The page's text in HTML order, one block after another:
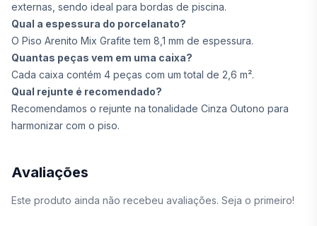
externas, sendo ideal para bordas de piscina.
Qual a espessura do porcelanato?
O Piso Arenito Mix Grafite tem 8,1 mm de espessura.
Quantas peças vem em uma caixa?
Cada caixa contém 4 peças com um total de 2,6 m².
Qual rejunte é recomendado?
Recomendamos o rejunte na tonalidade Cinza Outono para
harmonizar com o piso.
Avaliações
Este produto ainda não recebeu avaliações. Seja o primeiro!